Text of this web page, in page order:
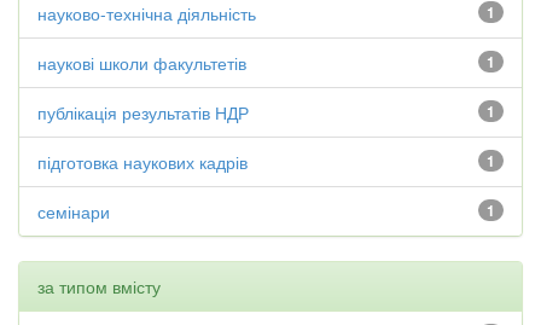
1
науково-технічна діяльність
1
наукові школи факультетів
1
публікація результатів НДР
1
підготовка наукових кадрів
1
семінари
за типом вмісту